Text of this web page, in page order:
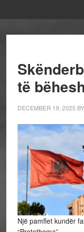
të
DECEMBER 19, 2025 BY
Një pamflet kundër